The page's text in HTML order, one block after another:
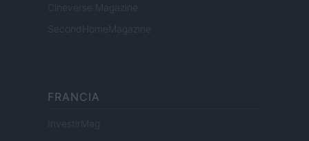
Cineverse Magazine
SecondHomeMagazine
FRANCIA
InvestirMag